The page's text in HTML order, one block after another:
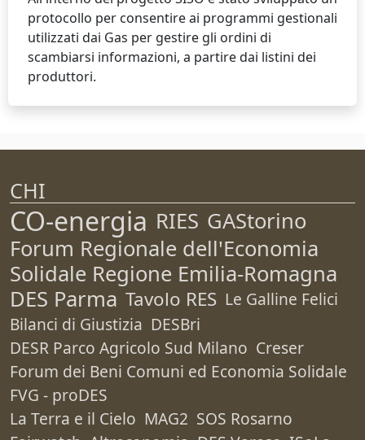
protocollo per consentire ai programmi gestionali
utilizzati dai Gas per gestire gli ordini di
scambiarsi informazioni, a partire dai listini dei
produttori.
CHI
CO-energia RIES GAStorino
Forum Regionale dell'Economia
Solidale Regione Emilia-Romagna
DES Parma Tavolo RES Le Galline Felici
Bilanci di Giustizia DESBri
DESR Parco Agricolo Sud Milano Creser
Forum dei Beni Comuni ed Economia Solidale
FVG - proDES
La Terra e il Cielo MAG2 SOS Rosarno